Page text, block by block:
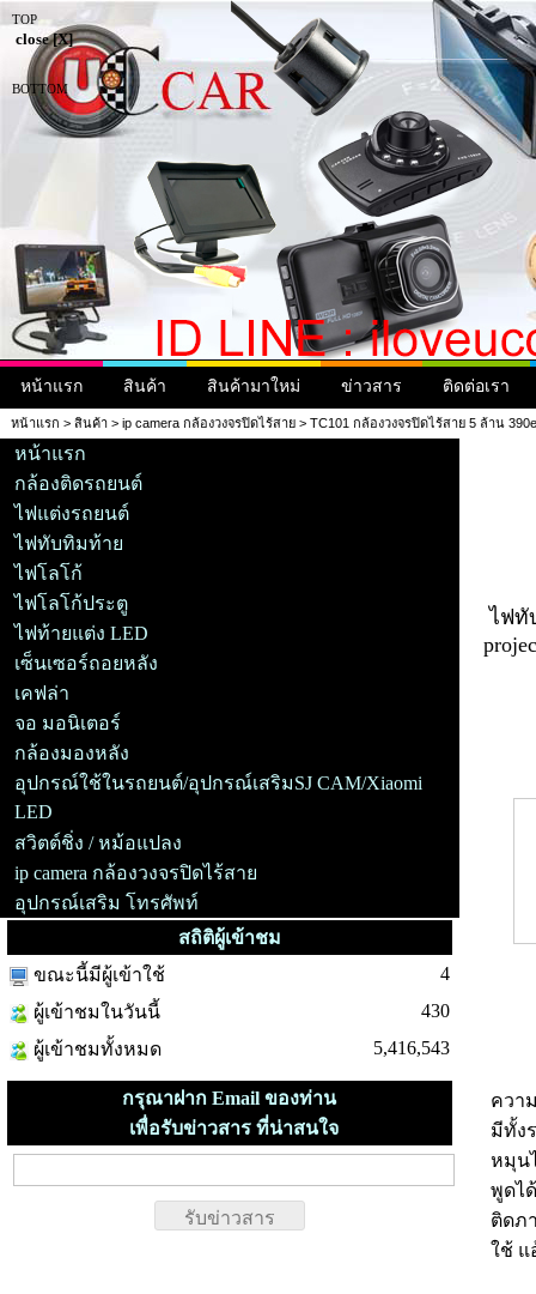
หน้าแรก สินค้า สินค้ามาใหม่ ข่าวสาร ติดต่อเรา
หน้าแรก > สินค้า > ip camera กล้องวงจรปิดไร้สาย > TC101 กล้องวงจรปิดไร้สาย 5 ล้าน
หน้าแรก
กล้องติดรถยนต์
ไฟแต่งรถยนต์
ไฟทับทิมท้าย
ไฟโลโก้
ไฟโลโก้ประตู
ไฟท้ายแต่ง LED
เซ็นเซอร์ถอยหลัง
เคฟล่า
จอ มอนิเตอร์
กล้องมองหลัง
อุปกรณ์ใช้ในรถยนต์/อุปกรณ์เสริมSJ CAM/Xiaomi
LED
สวิตต์ชิ่ง / หม้อแปลง
ip camera กล้องวงจรปิดไร้สาย
อุปกรณ์เสริม โทรศัพท์
สถิติผู้เข้าชม
ขณะนี้มีผู้เข้าใช้
4
ผู้เข้าชมในวันนี้
430
ผู้เข้าชมทั้งหมด
5,416,543
กรุณาฝาก Email ของท่าน
เพื่อรับข่าวสาร ที่น่าสนใจ
TOP
close [X]
BOTTOM
ไฟทั
ควา
มีทั้ง
หมุน
พูดไ
ติดภ
ใช้ แ